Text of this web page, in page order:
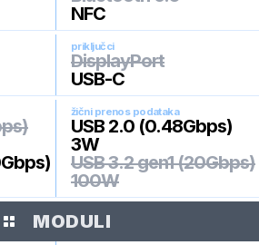
NFC
priključci
DisplayPort
USB-C
žični prenos podataka
USB 2.0 (0.48Gbps)
3W
USB 3.2 gen1 (20Gbps)
100W
MODULI